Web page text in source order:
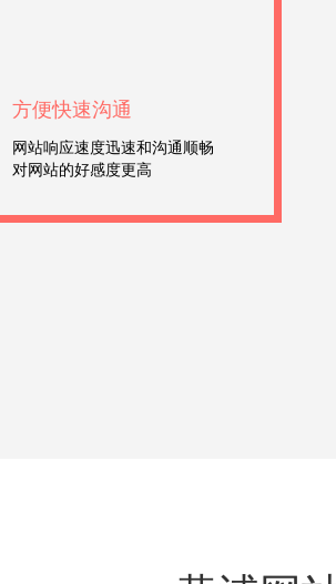
方便快速沟通
网站响应速度迅速和沟通顺畅
对网站的好感度更高